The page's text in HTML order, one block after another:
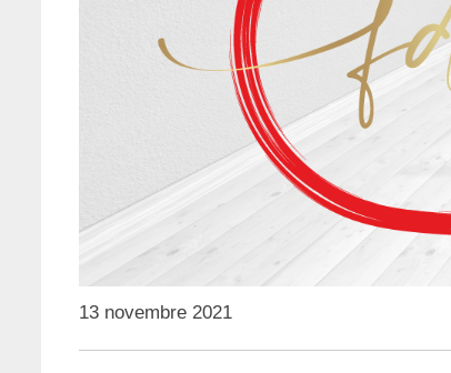
13 novembre 2021